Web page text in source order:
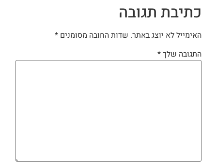
כתיבת תגובה
האימייל לא יוצג באתר. שדות החובה מסומנים *
התגובה שלך*